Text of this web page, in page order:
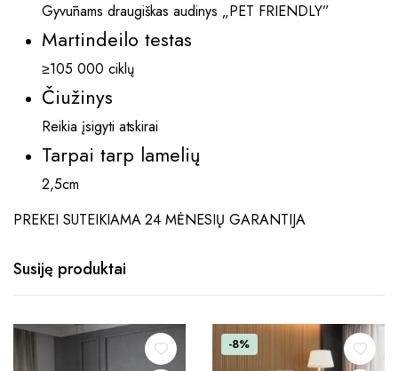
Gyvūnams draugiškas audinys „PET FRIENDLY”
Martindeilo testas
≥105 000 ciklų
Čiužinys
Reikia įsigyti atskirai
Tarpai tarp lamelių
2,5cm
PREKEI SUTEIKIAMA 24 MĖNESIŲ GARANTIJA
Susiję produktai
-8%